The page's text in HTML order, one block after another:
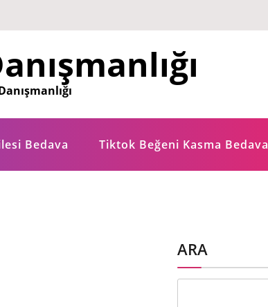
Bedava Tiktok Beğeni Kasma Bedava
ARA